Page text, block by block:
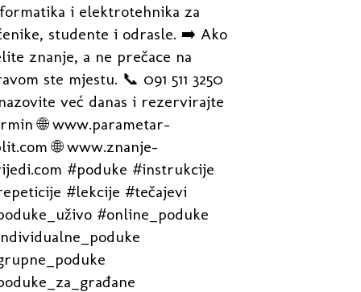
i elektrotehnika za
studente i odrasle. ➡️ Ako
znanje, a ne prečace na
ste mjestu. 📞 091 511 3250
već danas i rezervirajte
🌐 www.parametar-
🌐 www.znanje-
#poduke #instrukcije
#lekcije #tečajevi
#online_poduke